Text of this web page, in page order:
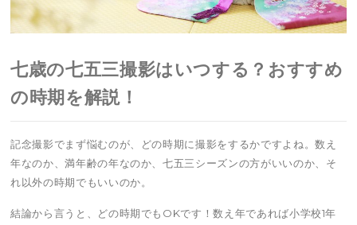
七歳の七五三撮影はいつする？おすすめ
の時期を解説！
記念撮影でまず悩むのが、どの時期に撮影をするかですよね。数え
年なのか、満年齢の年なのか、七五三シーズンの方がいいのか、そ
れ以外の時期でもいいのか。
結論から言うと、どの時期でもOKです！数え年であれば小学校1年